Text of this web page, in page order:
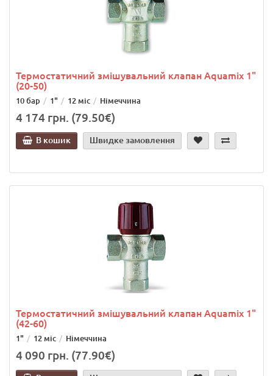
Термостатичний змішувальний клапан Aquamix 1"
(20-50)
10 бар 1" 12 міс Німеччина
4 174 грн. (79.50€)
В кошик Швидке замовлення
Термостатичний змішувальний клапан Aquamix 1"
(42-60)
1" 12 міс Німеччина
4 090 грн. (77.90€)